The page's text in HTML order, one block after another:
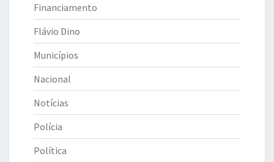
Financiamento
Flávio Dino
Municípios
Nacional
Notícias
Polícia
Política